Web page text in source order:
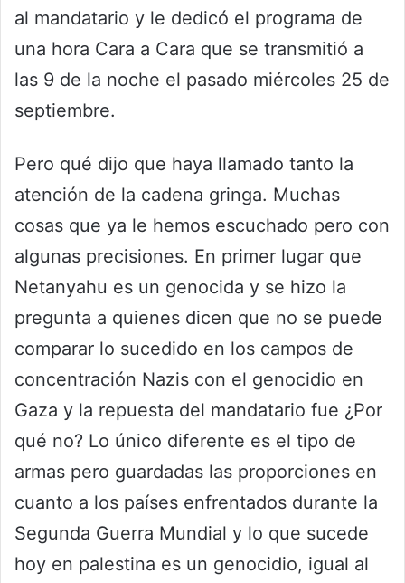
al mandatario y le dedicó el programa de
una hora Cara a Cara que se transmitió a
las 9 de la noche el pasado miércoles 25 de
septiembre.
Pero qué dijo que haya llamado tanto la
atención de la cadena gringa. Muchas
cosas que ya le hemos escuchado pero con
algunas precisiones. En primer lugar que
Netanyahu es un genocida y se hizo la
pregunta a quienes dicen que no se puede
comparar lo sucedido en los campos de
concentración Nazis con el genocidio en
Gaza y la repuesta del mandatario fue ¿Por
qué no? Lo único diferente es el tipo de
armas pero guardadas las proporciones en
cuanto a los países enfrentados durante la
Segunda Guerra Mundial y lo que sucede
hoy en palestina es un genocidio, igual al